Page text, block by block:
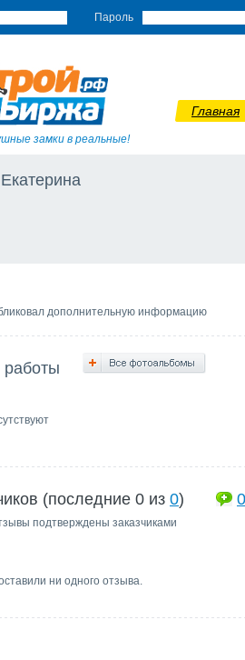
Пароль
замки в реальные!
Главная
Екатерина
дополнительную информацию
(последние 0 из 0) 0
подтверждены заказчиками
ни одного отзыва.